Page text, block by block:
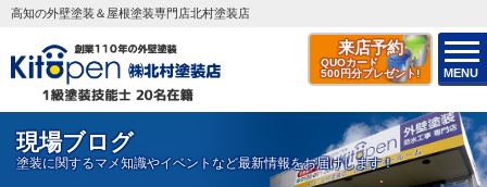
来店予約
QUOカード
500円分プレゼント!
MENU
高知の外壁塗装＆屋根塗装専門店北村塗装店
現場ブログ
塗装に関するマメ知識やイベントなど最新情報をお届けします！